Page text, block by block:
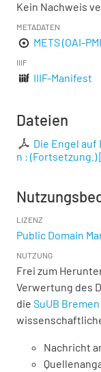
Kein Nachweis
METADATEN
METS (OAI-
IIIF
IIIF-Manifest
Dateien
Die Engel auf
n : (Fortsetzung.)[
LIZENZ
Public Domain
NUTZUNG
Frei zum
Verwertung des
die SuUB Bremen
Nachricht